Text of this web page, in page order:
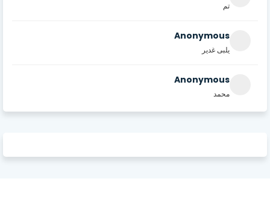
تم
Anonymous
يلبى غدير
Anonymous
محمد